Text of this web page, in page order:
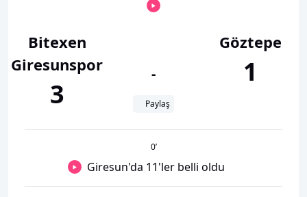
Bitexen
Giresunspor
3
-
Paylaş
Göztepe
1
0’
Giresun'da 11'ler belli oldu